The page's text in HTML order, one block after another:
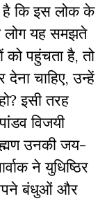
है कि इस लोक के
लोग यह समझते
को पहुंचता है, तो
देना चाहिए, उन्हें
इसी तरह
विजयी
उनकी जय-
ने युधिष्ठिर
बंधुओं और